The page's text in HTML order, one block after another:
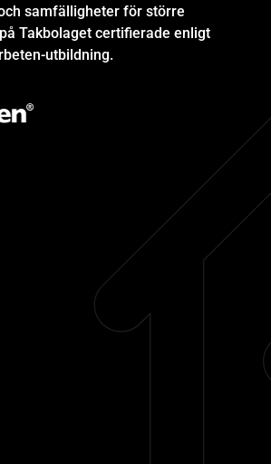
samfälligheter för större
Takbolaget certifierade enligt
utbildning.